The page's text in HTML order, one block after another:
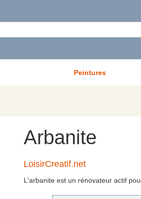
Peintures
Arbanite
LoisirCreatif.net
L'arbanite est un rénovateur actif